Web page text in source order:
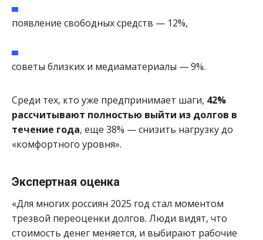
появление свободных средств — 12%,
советы близких и медиаматериалы — 9%.
Среди тех, кто уже предпринимает шаги, 42%
рассчитывают полностью выйти из долгов в
течение года, еще 38% — снизить нагрузку до
«комфортного уровня».
Экспертная оценка
«Для многих россиян 2025 год стал моментом
трезвой переоценки долгов. Люди видят, что
стоимость денег меняется, и выбирают рабочие